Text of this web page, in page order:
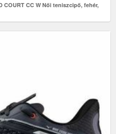
COURT CC W Női teniszcipő, fehér,